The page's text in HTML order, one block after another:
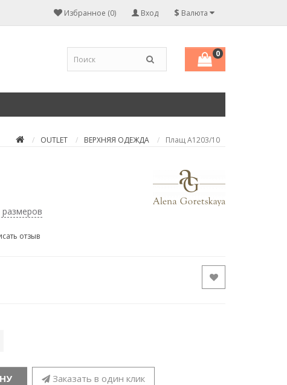
$ Валюта
Вход
Избранное (0)
0
OUTLET ВЕРХНЯЯ ОДЕЖДА Плащ А1203/10
размеров
отзыв
Заказать в один клик